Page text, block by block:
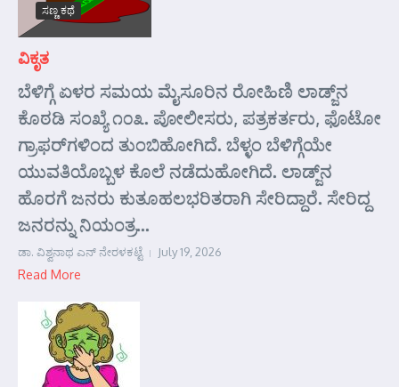
ಸಣ್ಣ ಕಥೆ
ವಿಕೃತ
ಬೆಳಿಗ್ಗೆ ಏಳರ ಸಮಯ ಮೈಸೂರಿನ ರೋಹಿಣಿ ಲಾಡ್ಜ್‌ನ
ಕೊಠಡಿ ಸಂಖ್ಯೆ ೧೦೩. ಪೋಲೀಸರು, ಪತ್ರಕರ್ತರು, ಫೊಟೋ
ಗ್ರಾಫರ್‌ಗಳಿಂದ ತುಂಬಿಹೋಗಿದೆ. ಬೆಳ್ಳಂ ಬೆಳಿಗ್ಗೆಯೇ
ಯುವತಿಯೊಬ್ಬಳ ಕೊಲೆ ನಡೆದುಹೋಗಿದೆ. ಲಾಡ್ಜ್‌ನ
ಹೊರಗೆ ಜನರು ಕುತೂಹಲಭರಿತರಾಗಿ ಸೇರಿದ್ದಾರೆ. ಸೇರಿದ್ದ
ಜನರನ್ನು ನಿಯಂತ್ರ...
ಡಾ. ವಿಶ್ವನಾಥ ಎನ್ ನೇರಳಕಟ್ಟೆ July 19, 2026
Read More